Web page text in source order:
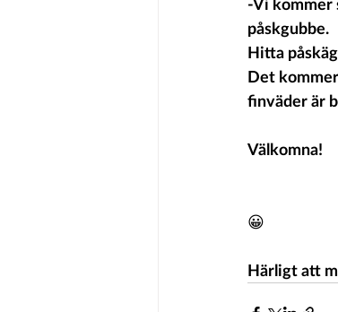
påskgubbe.
Hitta
Det
finväder är
Välkomna!
😀
Härligt att